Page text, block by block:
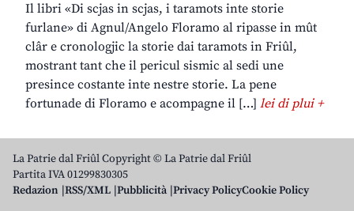
Il libri «Di scjas in scjas, i taramots inte storie
furlane» di Agnul/Angelo Floramo al ripasse in mût
clâr e cronologjic la storie dai taramots in Friûl,
mostrant tant che il pericul sismic al sedi une
presince costante inte nestre storie. La pene
fortunade di Floramo e acompagne il […] lei di plui +
La Patrie dal Friûl Copyright © La Patrie dal Friûl
Partita IVA 01299830305
Redazion RSS/XML Pubblicità Privacy PolicyCookie Policy